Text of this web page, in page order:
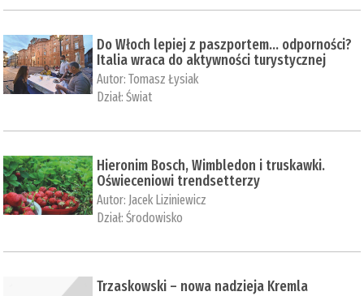
Do Włoch lepiej z paszportem… odporności?
Italia wraca do aktywności turystycznej
Autor:Tomasz Łysiak
Dział:Świat
Hieronim Bosch, Wimbledon i truskawki.
Oświeceniowi trendsetterzy
Autor: Jacek Liziniewicz
Dział:Środowisko
Trzaskowski – nowa nadzieja Kremla